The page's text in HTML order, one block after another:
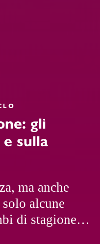
gli
sulla
ma anche
alcune
di stagione.